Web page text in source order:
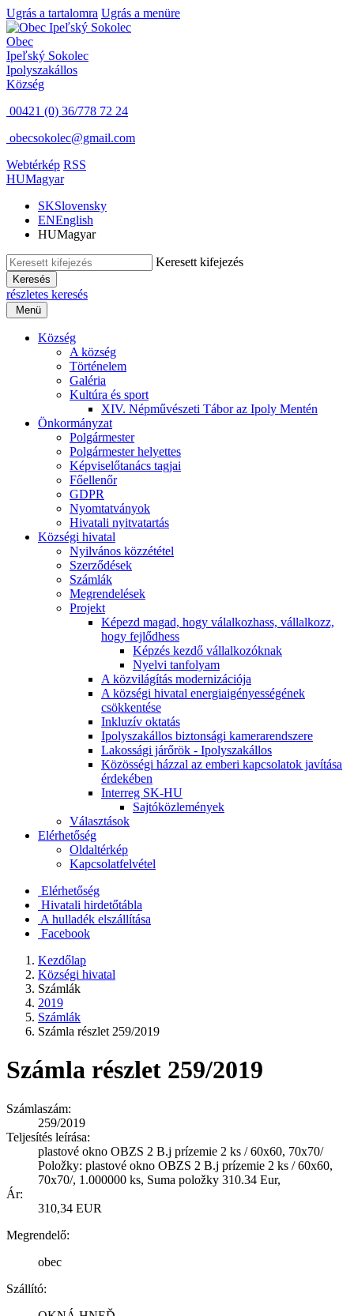
Ugrás a tartalomra Ugrás a menüre
Obec
Ipeľský Sokolec
Ipolyszakállos
Község
00421 (0) 36/778 72 24
obecsokolec@gmail.com
Webtérkép RSS
HUMagyar
SKSlovensky
ENEnglish
HUMagyar
Keresett kifejezés
Keresés
részletes keresés
Menü
Község
A község
Történelem
Galéria
Kultúra és sport
XIV. Népművészeti Tábor az Ipoly Mentén
Önkormányzat
Polgármester
Polgármester helyettes
Képviselőtanács tagjai
Főellenőr
GDPR
Nyomtatványok
Hivatali nyitvatartás
Községi hivatal
Nyilvános közzététel
Szerződések
Számlák
Megrendelések
Projekt
Képezd magad, hogy válalkozhass, vállalkozz,
hogy fejlődhess
Képzés kezdő vállalkozóknak
Nyelvi tanfolyam
A közvilágítás modernizációja
A községi hivatal energiaigényességének
csökkentése
Inkluzív oktatás
Ipolyszakállos biztonsági kamerarendszere
Lakossági járőrök - Ipolyszakállos
Közösségi házzal az emberi kapcsolatok javítása
érdekében
Interreg SK-HU
Sajtóközlemények
Választások
Elérhetőség
Oldaltérkép
Kapcsolatfelvétel
Elérhetőség
Hivatali hirdetőtábla
A hulladék elszállítása
Facebook
Kezdőlap
Községi hivatal
Számlák
2019
Számlák
Számla részlet 259/2019
Számla részlet 259/2019
Számlaszám:
259/2019
Teljesítés leírása:
plastové okno OBZS 2 B.j prízemie 2 ks / 60x60, 70x70/
Položky: plastové okno OBZS 2 B.j prízemie 2 ks / 60x60,
70x70/, 1.000000 ks, Suma položky 310.34 Eur,
Ár:
310,34 EUR
Megrendelő:
obec
Szállító: